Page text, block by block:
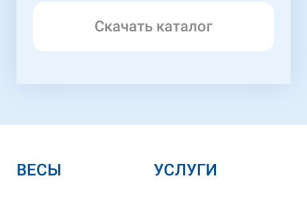
Скачать каталог
ВЕСЫ УСЛУГИ